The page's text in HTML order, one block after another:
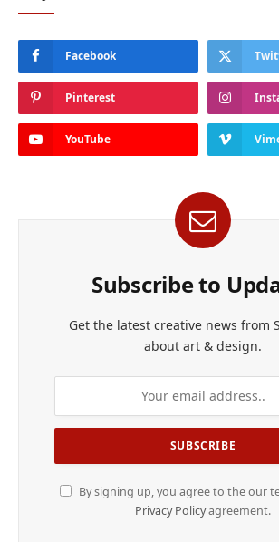
Facebook
Pinterest
YouTube
Subscribe to
Get the latest creative news from
about art & design.
By signing up, you agree to the our
Privacy Policyagreement.